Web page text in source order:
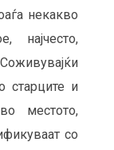
некакво
најчесто,
старците и
местото,
со